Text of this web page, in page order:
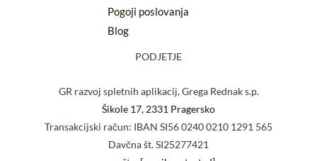
Pogoji poslovanja
Blog
PODJETJE
GR razvoj spletnih aplikacij, Grega Rednak s.p.
Šikole 17, 2331 Pragersko
Transakcijski račun: IBAN SI56 0240 0210 1291 565
Davčna št. SI25277421